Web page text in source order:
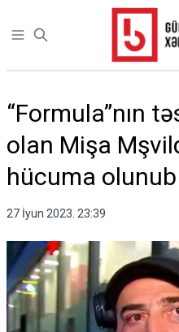
Open sidebar
“Formula”nın
olan Mişa
hücuma olunub
27 İyun 2023. 23:39